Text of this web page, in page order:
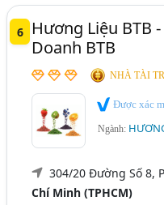
6
Hương Liệu BTB
Doanh BTB
NHÀ TÀI
Được xác
Ngành:
304/20 Đường Số 8,
Chí Minh (TPHCM)